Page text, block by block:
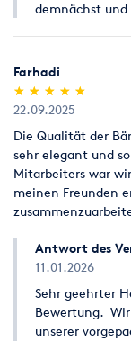
demnächst und
Farhadi
(*)
★
★
(*) ★
★
(*) ★
★
(*) ★
★
(*) ★
★
22.09.2025
Die Qualität der
sehr elegant und
Mitarbeiters war
meinen Freunden
Antwort des
11.01.2026
Sehr geehrter
Bewertung.
unserer